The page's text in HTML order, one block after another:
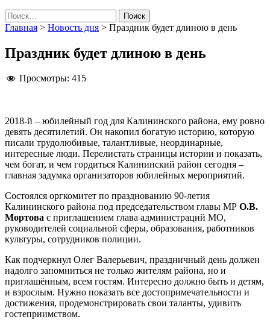
Найти:
Главная > Новость дня > Праздник будет длиною в день
Праздник будет длиною в день
Просмотры: 415
2018-й – юбилейный год для Калининского района, ему ровно
девять десятилетий. Он накопил богатую историю, которую
писали трудолюбивые, талантливые, неординарные,
интересные люди. Перелистать страницы истории и показать,
чем богат, и чем гордиться Калининский район сегодня –
главная задумка организаторов юбилейных мероприятий.
Состоялся оргкомитет по празднованию 90-летия
Калининского района под председательством главы МР О.В.
Мортова с приглашением глава администраций МО,
руководителей социальной сферы, образования, работников
культуры, сотрудников полиции.
Как подчеркнул Олег Валерьевич, праздничный день должен
надолго запомниться не только жителям района, но и
приглашённым, всем гостям. Интересно должно быть и детям,
и взрослым. Нужно показать все достопримечательности и
достижения, продемонстрировать свои таланты, удивить
гостеприимством.